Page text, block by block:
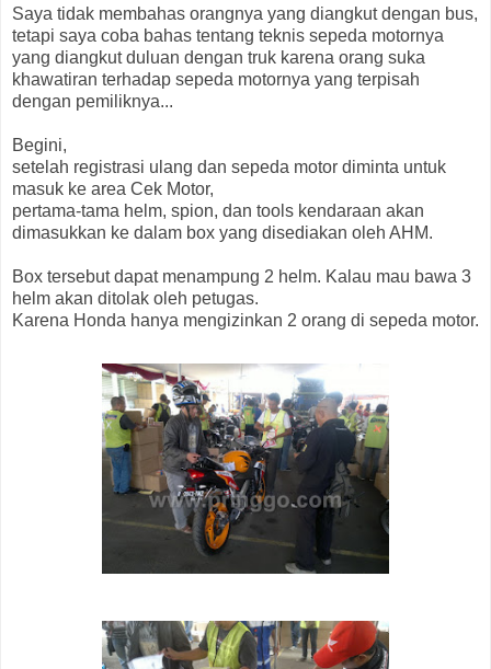
Saya tidak membahas orangnya yang diangkut dengan bus,
tetapi saya coba bahas tentang teknis sepeda motornya
yang diangkut duluan dengan truk karena orang suka
khawatiran terhadap sepeda motornya yang terpisah
dengan pemiliknya...
Begini,
setelah registrasi ulang dan sepeda motor diminta untuk
masuk ke area Cek Motor,
pertama-tama helm, spion, dan tools kendaraan akan
dimasukkan ke dalam box yang disediakan oleh AHM.
Box tersebut dapat menampung 2 helm. Kalau mau bawa 3
helm akan ditolak oleh petugas.
Karena Honda hanya mengizinkan 2 orang di sepeda motor.